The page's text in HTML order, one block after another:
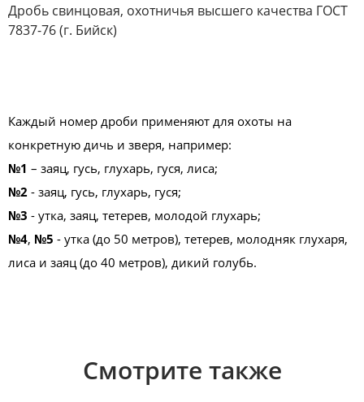
Дробь свинцовая, охотничья высшего качества ГОСТ
7837-76 (г. Бийск)
Каждый номер дроби применяют для охоты на
конкретную дичь и зверя, например:
№1 – заяц, гусь, глухарь, гуся, лиса;​
№2 - заяц, гусь, глухарь, гуся;
№3 - утка, заяц, тетерев, молодой глухарь​;
№4, №5 - утка (до 50 метров), тетерев, молодняк глухаря,
лиса и заяц (до 40 метров), дикий голубь.
Смотрите также